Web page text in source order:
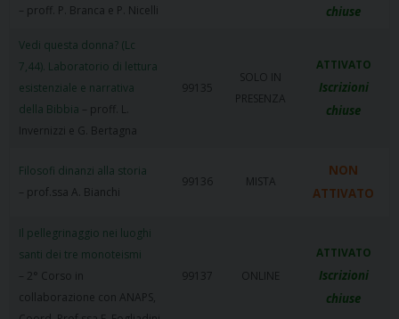
– proff. P. Branca e P. Nicelli
chiuse
Vedi questa donna? (Lc
7,44). Laboratorio di lettura
esistenziale e narrativa
della Bibbia – proff. L.
Invernizzi e G. Bertagna
99135
SOLO IN
PRESENZA
ATTIVATO
Iscrizioni
chiuse
Filosofi dinanzi alla storia
– prof.ssa A. Bianchi
99136 MISTA
NON
ATTIVATO
Il pellegrinaggio nei luoghi
santi dei tre monoteismi
– 2° Corso in
collaborazione con ANAPS,
99137 ONLINE
ATTIVATO
Iscrizioni
chiuse